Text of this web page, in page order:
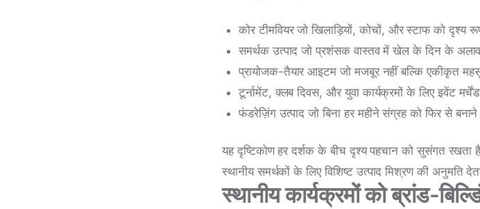
कोर टीमवियर जो खिलाड़ियों, कोचों, और स्टाफ को दृश्य
समर्थक उत्पाद जो प्रशंसक वास्तव में खेल के दिन के
प्रायोजक-तैयार आइटम जो मजबूर नहीं बल्कि एकीकृत
टूर्नामेंट, क्लब दिवस, और युवा कार्यक्रमों के लिए इवेंट
फंडरेज़िंग उत्पाद जो बिना हर महीने संग्रह को फिर से
यह दृष्टिकोण हर दर्शक के बीच दृश्य पहचान को सुसंगत रखता
स्थानीय समर्थकों के लिए विशिष्ट उत्पाद मिश्रण की अनुमति
स्थानीय कार्यक्रमों को ब्रांड-